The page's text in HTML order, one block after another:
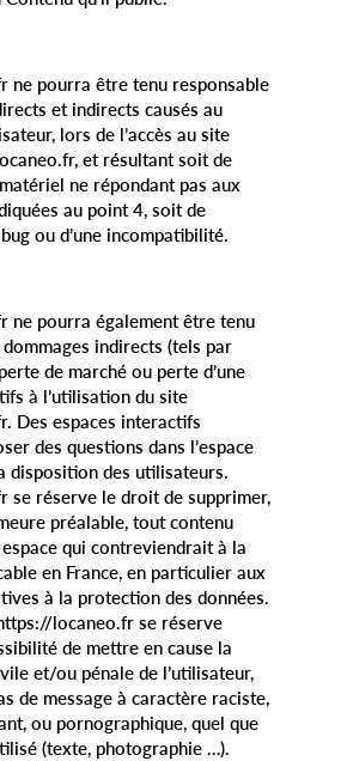
ne pourra être tenu responsable
et indirects causés au
lors de l’accès au site
et résultant soit de
ne répondant pas aux
au point 4, soit de
ou d’une incompatibilité.
ne pourra également être tenu
indirects (tels par
de marché ou perte d’une
à l’utilisation du site
Des espaces interactifs
des questions dans l’espace
disposition des utilisateurs.
se réserve le droit de supprimer,
préalable, tout contenu
qui contreviendrait à la
en France, en particulier aux
à la protection des données.
locaneo.fr se réserve
de mettre en cause la
et/ou pénale de l’utilisateur,
de message à caractère raciste,
ou pornographique, quel que
(texte, photographie …).